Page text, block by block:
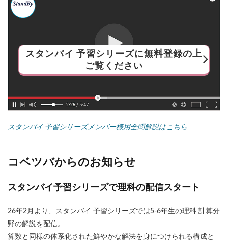
スタンバイ 予習シリーズに無料登録の上
ご覧ください
スタンバイ 予習シリーズメンバー様用全問解説はこちら
コベツバからのお知らせ
スタンバイ予習シリーズで理科の配信スタート
26年2月より、スタンバイ 予習シリーズでは5-6年生の理科 計算分
野の解説を配信。
算数と同様の体系化された鮮やかな解法を身につけられる構成と